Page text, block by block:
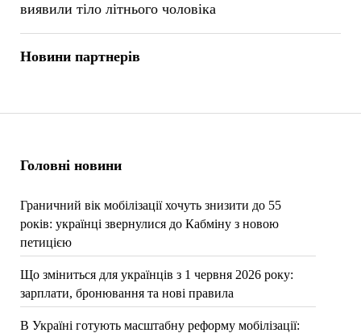
Головні новини
Граничний вік мобілізації хочуть знизити до 55
років: українці звернулися до Кабміну з новою
петицією
Що зміниться для українців з 1 червня 2026 року:
зарплати, бронювання та нові правила
В Україні готують масштабну реформу мобілізації:
виявили тіло літнього чоловіка
Новини партнерів